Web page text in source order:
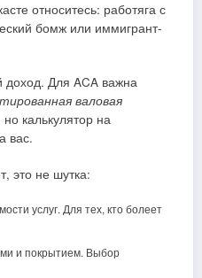
относитесь: работяга с
бомж или иммигрант-
доход. Для ACA важна
валовая
калькулятор на
вас.
это не шутка:
услуг. Для тех, кто болеет
и покрытием. Выбор